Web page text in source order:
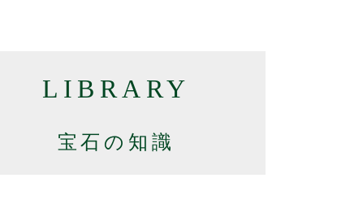
LIBRARY
宝石の知識